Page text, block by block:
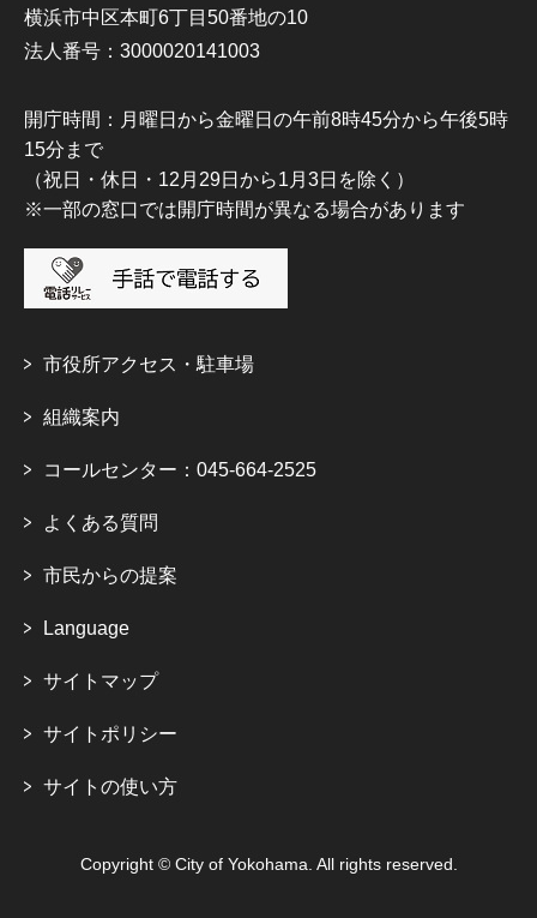
横浜市中区本町6丁目50番地の10
法人番号：3000020141003
開庁時間：月曜日から金曜日の午前8時45分から午後5時
15分まで
（祝日・休日・12月29日から1月3日を除く）
※一部の窓口では開庁時間が異なる場合があります
市役所アクセス・駐車場
組織案内
コールセンター：045-664-2525
よくある質問
市民からの提案
Language
サイトマップ
サイトポリシー
サイトの使い方
Copyright © City of Yokohama. All rights reserved.